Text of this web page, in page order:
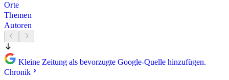
Orte
Themen
Autoren
Kleine Zeitung als bevorzugte Google-Quelle hinzufügen.
Chronik